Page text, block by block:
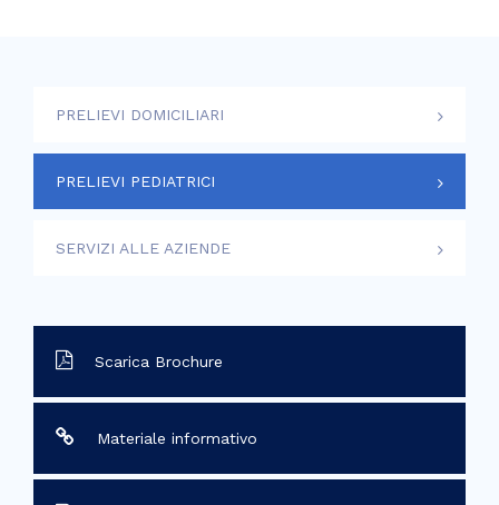
PRELIEVI DOMICILIARI
PRELIEVI PEDIATRICI
SERVIZI ALLE AZIENDE
Scarica Brochure
Materiale informativo